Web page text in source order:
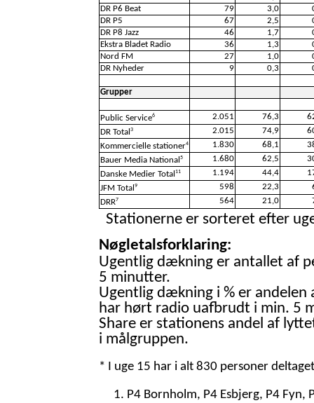
DR P6 Beat
79 3,0
DR P5
67 2,5
DR P8 Jazz
46 1,7
Ekstra Bladet Radio
36 1,3
Nord FM
27 1,0
DR Nyheder
9 0,3
Grupper
Public Service6 2.051 76,3
DR Total 3 2.015 74,9
Kommercielle stationer4 1.830 68,1
Bauer Media National 5 1.680 62,5
Danske Medier Total 11 1.194 44,4
JFM Total 9 598 22,3
DRR7 564 21,0
Stationerne er sorteret efter
Nøgletalsforklaring:
Ugentlig dækning er antallet af
5 minutter.
Ugentlig dækning i % er
har hørt radio uafbrudt i min. 5
Share er stationens andel af
i målgruppen.
* I uge 15 har i alt 830 personer
P4 Bornholm, P4 Esbjerg, P4